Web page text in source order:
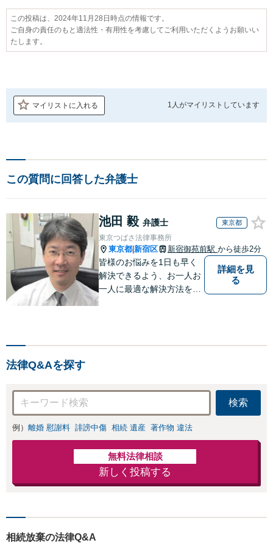
この投稿は、2024年11月28日時点の情報です。
ご自身の責任のもと適法性・有用性を考慮してご利用いただくようお願いい
たします。
マイリストに入れる 1人がマイリストしています
この質問に回答した弁護士
池田 毅 弁護士 東京都
東京つばさ法律事務所
東京都 新宿区 新宿御苑前駅 から徒歩2分
皆様のお悩みを1日も早く
解決できるよう、お一人お
一人に最適な解決方法をご
詳細を見
る
法律Q&Aを探す
検索
例） 離婚 慰謝料 誹謗中傷 相続 遺産 著作物 違法
無料法律相談
新しく投稿する
相続放棄の法律Q&A